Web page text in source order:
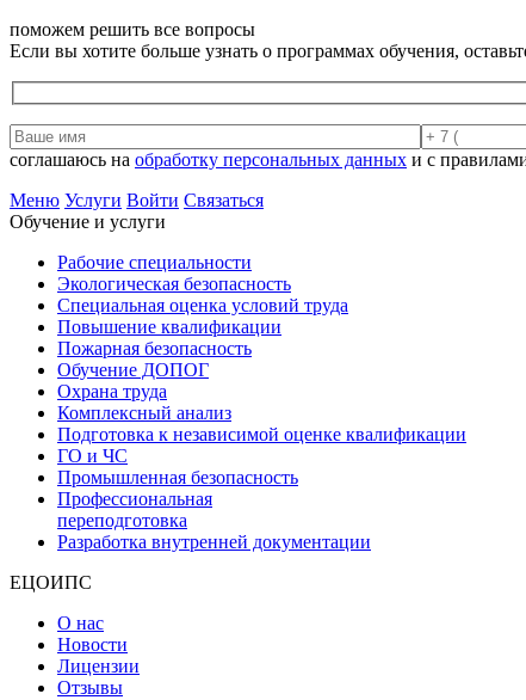
поможем решить все вопросы
Если вы хотите больше узнать о программах обучения,
соглашаюсь на обработку персональных данных и с
Меню Услуги Войти Связаться
Обучение и услуги
Рабочие специальности
Экологическая безопасность
Специальная оценка условий труда
Повышение квалификации
Пожарная безопасность
Обучение ДОПОГ
Охрана труда
Комплексный анализ
Подготовка к независимой оценке квалификации
ГО и ЧС
Промышленная безопасность
Профессиональная
переподготовка
Разработка внутренней документации
ЕЦОИПС
О нас
Новости
Лицензии
Отзывы